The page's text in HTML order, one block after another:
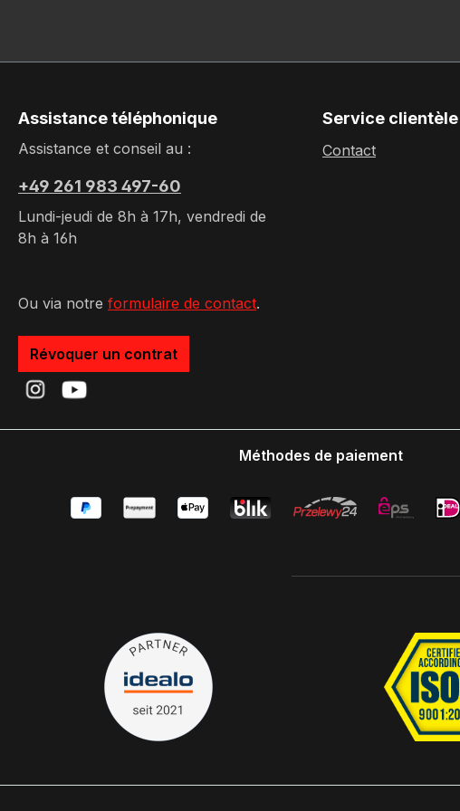
Assistance téléphonique
Assistance et conseil au :
+49 261 983 497-60
Lundi-jeudi de 8h à 17h, vendredi de
8h à 16h
Ou via notre formulaire de contact.
Révoquer un contrat
Service clientèle
Contact
Méthodes de paiement